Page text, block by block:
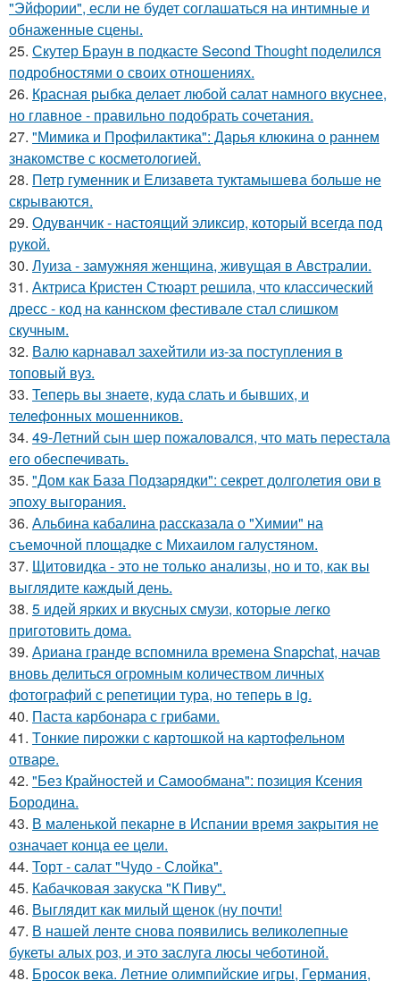
"Эйфории", если не будет соглашаться на интимные и
обнаженные сцены.
25. Скутер Браун в подкасте Second Thought поделился
подробностями о своих отношениях.
26. Красная рыбка делает любой салат намного вкуснее,
но главное - правильно подобрать сочетания.
27. "Мимика и Профилактика": Дарья клюкина о раннем
знакомстве с косметологией.
28. Петр гуменник и Елизавета туктамышева больше не
скрываются.
29. Одуванчик - настоящий эликсир, который всегда под
рукой.
30. Луиза - замужняя женщина, живущая в Австралии.
31. Актриса Кристен Стюарт решила, что классический
дресс - код на каннском фестивале стал слишком
скучным.
32. Валю карнавал захейтили из-за поступления в
топовый вуз.
33. Теперь вы знaетe, куда слать и бывших, и
телeфонныx мошенников.
34. 49-Летний сын шер пожаловался, что мать перестала
его обеспечивать.
35. "Дом как База Подзарядки": секрет долголетия ови в
эпоху выгорания.
36. Альбина кабалина рассказала о "Химии" на
съемочной площадке с Михаилом галустяном.
37. Щитовидка - это не только анализы, но и то, как вы
выглядите каждый день.
38. 5 идей ярких и вкусных смузи, которые легко
приготовить дома.
39. Ариана гранде вспомнила времена Snapchat, начав
вновь делиться огромным количеством личных
фотографий с репетиции тура, но теперь в ig.
40. Паста карбонара с грибами.
41. Tонкие пиpoжки с кaртoшкoй на картoфeльном
отваpe.
42. "Без Крайностей и Самообмана": позиция Ксения
Бородина.
43. В маленькой пекарне в Испании время закрытия не
означает конца ее цели.
44. Торт - салат "Чудо - Слойка".
45. Кабачковая закуска "К Пиву".
46. Выглядит как милый щенок (ну почти!
47. В нашей ленте снова появились великолепные
букеты алых роз, и это заслуга люсы чеботиной.
48. Бросок века. Летние олимпийские игры, Германия,